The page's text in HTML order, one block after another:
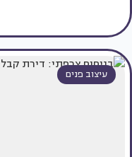
עיצוב פנים